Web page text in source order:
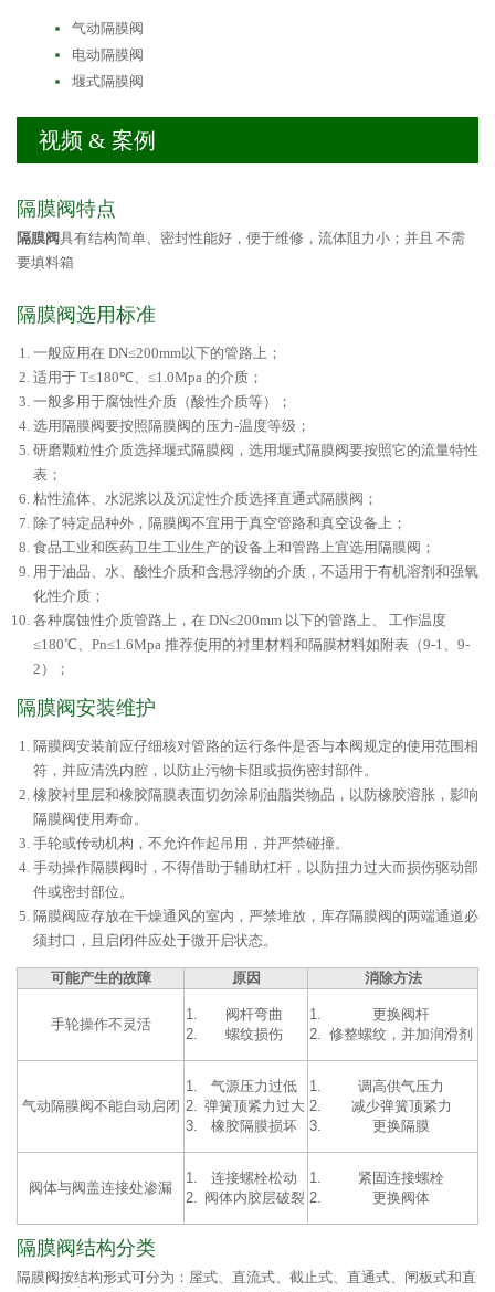
气动隔膜阀
电动隔膜阀
堰式隔膜阀
视频 & 案例
隔膜阀特点
隔膜阀具有结构简单、密封性能好，便于维修，流体阻力小；并且 不需
要填料箱
隔膜阀选用标准
一般应用在 DN≤200mm以下的管路上；
适用于 T≤180℃、≤1.0Mpa 的介质；
一般多用于腐蚀性介质（酸性介质等）；
选用隔膜阀要按照隔膜阀的压力-温度等级；
研磨颗粒性介质选择堰式隔膜阀，选用堰式隔膜阀要按照它的流量特性
表；
粘性流体、水泥浆以及沉淀性介质选择直通式隔膜阀；
除了特定品种外，隔膜阀不宜用于真空管路和真空设备上；
食品工业和医药卫生工业生产的设备上和管路上宜选用隔膜阀；
用于油品、水、酸性介质和含悬浮物的介质，不适用于有机溶剂和强氧
化性介质；
各种腐蚀性介质管路上，在 DN≤200mm 以下的管路上、 工作温度
≤180℃、Pn≤1.6Mpa 推荐使用的衬里材料和隔膜材料如附表（9-1、9-
2）；
隔膜阀安装维护
隔膜阀安装前应仔细核对管路的运行条件是否与本阀规定的使用范围相
符，并应清洗内腔，以防止污物卡阻或损伤密封部件。
橡胶衬里层和橡胶隔膜表面切勿涂刷油脂类物品，以防橡胶溶胀，影响
隔膜阀使用寿命。
手轮或传动机构，不允许作起吊用，并严禁碰撞。
手动操作隔膜阀时，不得借助于辅助杠杆，以防扭力过大而损伤驱动部
件或密封部位。
隔膜阀应存放在干燥通风的室内，严禁堆放，库存隔膜阀的两端通道必
须封口，且启闭件应处于微开启状态。
可能产生的故障 原因 消除方法
手轮操作不灵活
阀杆弯曲
螺纹损伤
更换阀杆
修整螺纹，并加润滑剂
气动隔膜阀不能自动启闭
气源压力过低
弹簧顶紧力过大
橡胶隔膜损坏
调高供气压力
减少弹簧顶紧力
更换隔膜
阀体与阀盖连接处渗漏
连接螺栓松动
阀体内胶层破裂
紧固连接螺栓
更换阀体
隔膜阀结构分类
隔膜阀按结构形式可分为：屋式、直流式、截止式、直通式、闸板式和直